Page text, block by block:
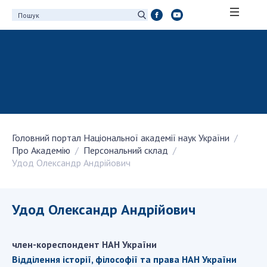
100-річчя Національної академії наук
Нагороди, відзнаки та почесні звання НАН
України
Віртуальний тур у НАН України
Книга пам'яті
Головний портал Національної академії наук України
Про Академію
Персональний склад
Удод Олександр Андрійович
Удод Олександр Андрійович
член-кореспондент НАН України
Відділення історії, філософії та права НАН України